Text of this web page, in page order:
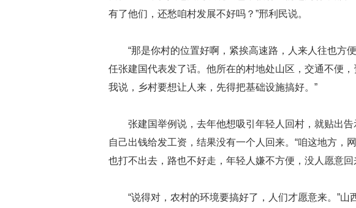
有了他们，还愁咱村发展不好吗？”邢利民说。
“那是你村的位置好啊，紧挨高速路，人来人往也方
任张建国代表发了话。他所在的村地处山区，交通不便
我说，乡村要想让人来，先得把基础设施搞好。”
张建国举例说，去年他想吸引年轻人回村，就贴出
自己出钱给发工资，结果没有一个人回来。“咱这地方，
也打不出去，路也不好走，年轻人嫌不方便，没人愿意回
“说得对，农村的环境要搞好了，人们才愿意来。”